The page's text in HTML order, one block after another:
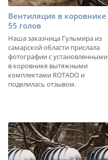
Вентиляция в коровнике
55 голов
Наша заказчица Гульмира из
самарской области прислала
фотографии с установленными
в коровнике вытяжными
комплектами ROTADO и
поделилась отзывом.